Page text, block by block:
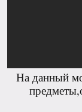
На данный